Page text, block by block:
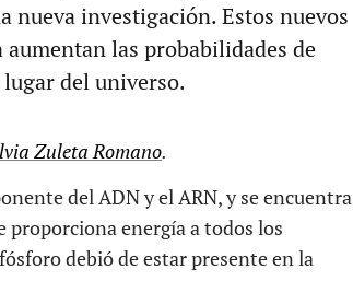
nueva investigación. Estos nuevos
las probabilidades de
del universo.
Zuleta Romano.
del ADN y el ARN, y se encuentra
proporciona energía a todos los
debió de estar presente en la